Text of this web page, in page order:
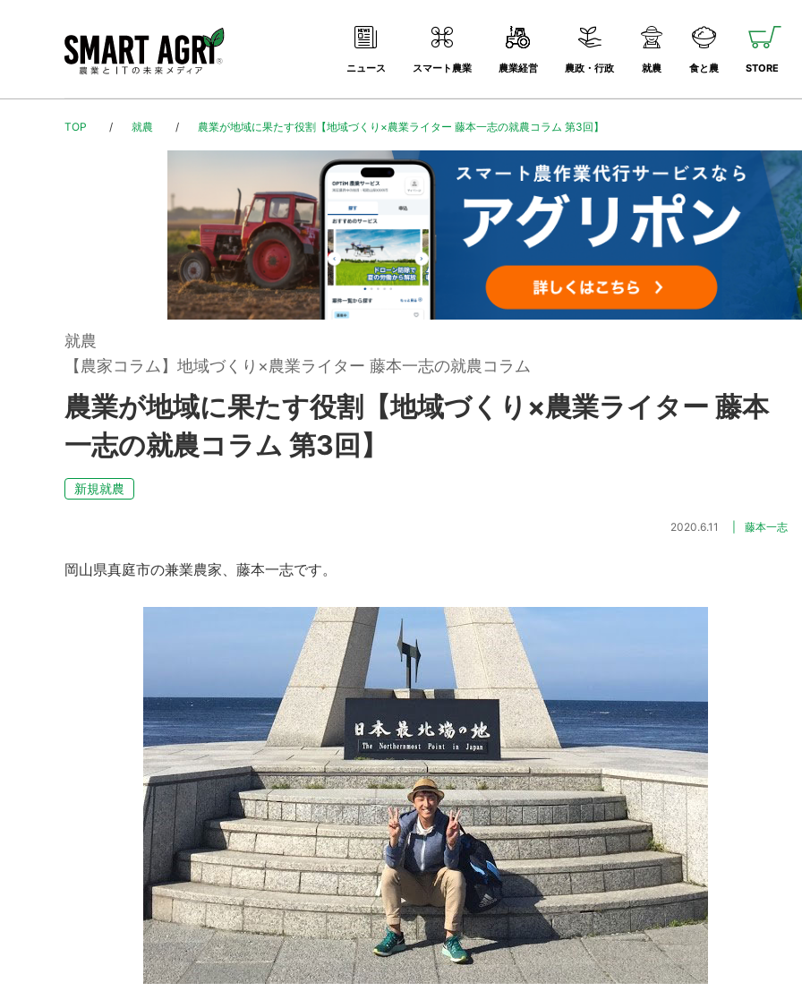
ニュース スマート農業 農業経営 農政・行政 就農 食と農 STORE
TOP 就農 農業が地域に果たす役割【地域づくり×農業ライター 藤本一志の就農コラム 第3回】
就農
【農家コラム】地域づくり×農業ライター 藤本一志の就農コラム
農業が地域に果たす役割【地域づくり×農業ライター 藤本
一志の就農コラム 第3回】
新規就農
2020.6.11 藤本一志
岡山県真庭市の兼業農家、藤本一志です。